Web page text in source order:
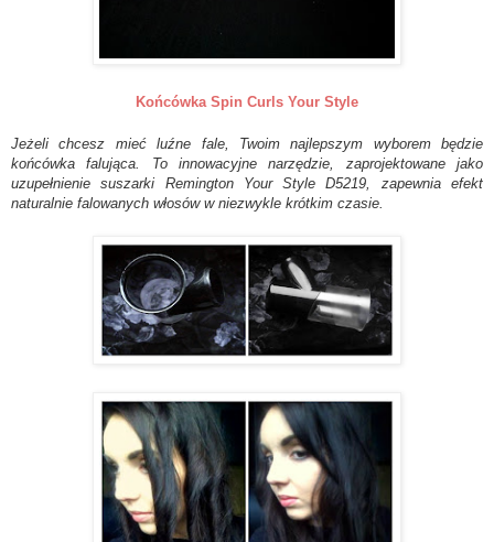
Końcówka Spin Curls Your Style
Jeżeli chcesz mieć luźne fale, Twoim najlepszym wyborem będzie
końcówka falująca. To innowacyjne narzędzie, zaprojektowane jako
uzupełnienie suszarki Remington Your Style D5219, zapewnia efekt
naturalnie falowanych włosów w niezwykle krótkim czasie.